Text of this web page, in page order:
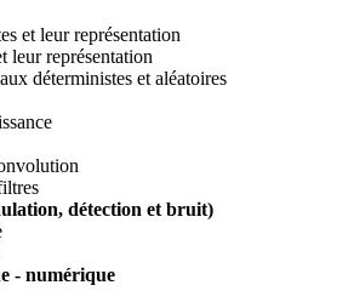
et leur représentation
leur représentation
déterministes et aléatoires
détection et bruit)
- numérique